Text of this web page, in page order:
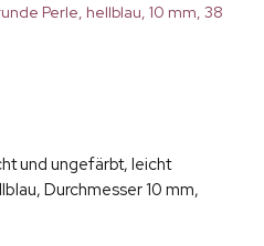
Perle, hellblau, 10 mm, 38
und ungefärbt, leicht
Durchmesser 10 mm,